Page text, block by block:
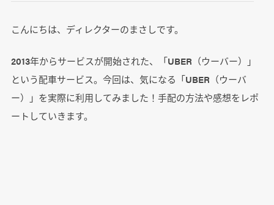
こんにちは、ディレクターのまさしです。
2013年からサービスが開始された、「UBER（ウーバー）」
という配車サービス。今回は、気になる「UBER（ウーバ
ー）」を実際に利用してみました！手配の方法や感想をレポ
ートしていきます。